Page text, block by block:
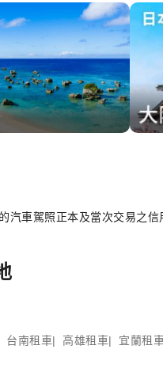
汽車駕照正本及當次交易之
台南租車 高雄租車 宜蘭租